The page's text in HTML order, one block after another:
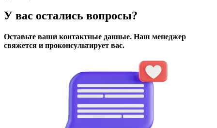
У вас остались вопросы?
Оставьте ваши контактные данные. Наш менеджер
свяжется и проконсультирует вас.